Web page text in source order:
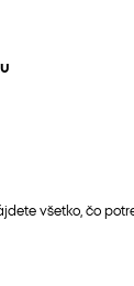
všetko, čo